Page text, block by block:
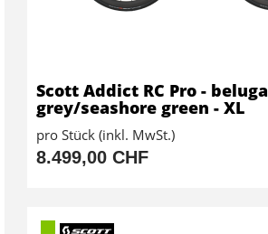
Scott Addict RC Pro - beluga
grey/seashore green - XL
pro Stück (inkl. MwSt.)
8.499,00 CHF